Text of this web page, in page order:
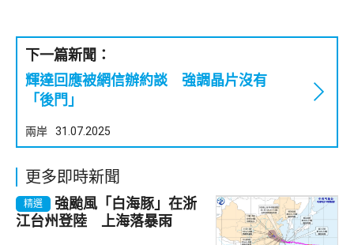
下一篇新聞：
輝達回應被網信辦約談 強調晶片沒有
「後門」
兩岸 31.07.2025
更多即時新聞
精選
強颱風「白海豚」在浙
江台州登陸 上海落暴雨